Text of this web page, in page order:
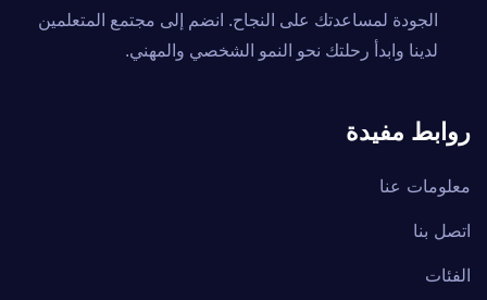
الجودة لمساعدتك على النجاح. انضم إلى مجتمع المتعلمين
لدينا وابدأ رحلتك نحو النمو الشخصي والمهني.
روابط مفيدة
معلومات عنا
اتصل بنا
الفئات